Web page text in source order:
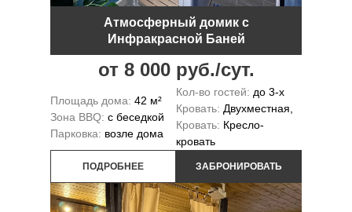
Атмосферный домик с
Инфракрасной Баней
от 8 000 руб./сут.
Площадь дома: 42 м²
Зона BBQ: с беседкой
Парковка: возле дома
Кол-во гостей: до 3-х
Кровать: Двухместная,
Кровать: Кресло-
кровать
ПОДРОБНЕЕ ЗАБРОНИРОВАТЬ